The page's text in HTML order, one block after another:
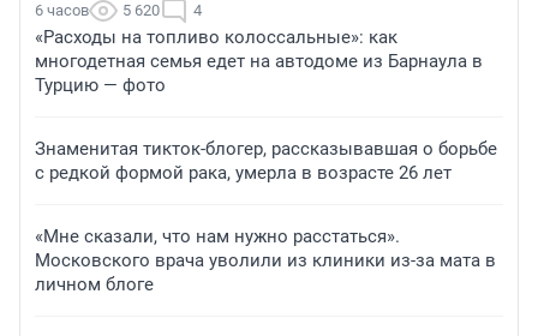
6 часов 5 620 4
«Расходы на топливо колоссальные»: как
многодетная семья едет на автодоме из Барнаула в
Турцию — фото
Знаменитая тикток-блогер, рассказывавшая о борьбе
с редкой формой рака, умерла в возрасте 26 лет
«Мне сказали, что нам нужно расстаться».
Московского врача уволили из клиники из-за мата в
личном блоге